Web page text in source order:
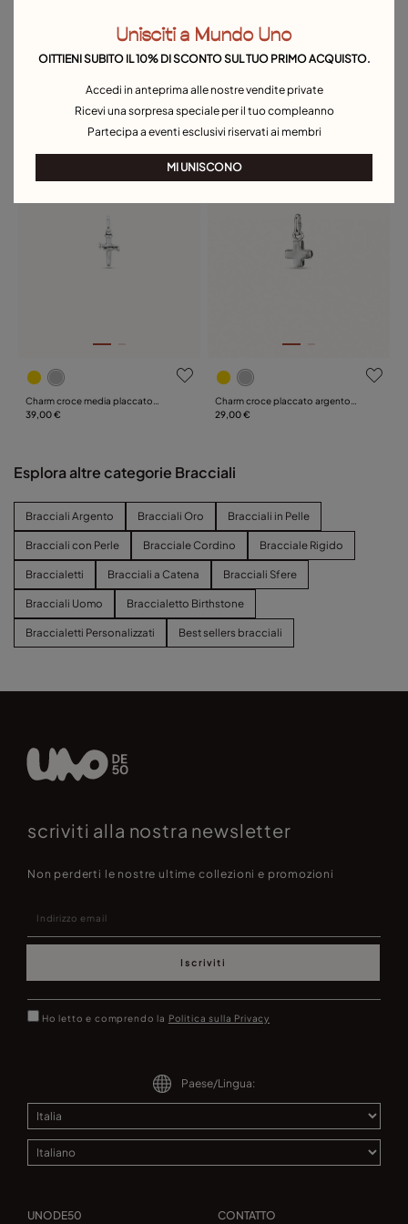
Charm circolare placcato argento
Charm placcato argento Sterling a
Murano turchese al centro
Telo in omaggio
Charm croce media placcato
argento Sterling
39,00 €
Charm croce placcato argento
Sterling
29,00 €
Esplora altre categorie Bracciali
Bracciali Argento Bracciali Oro Bracciali in Pelle
Bracciali con Perle Bracciale Cordino Bracciale Rigido
Braccialetti Bracciali a Catena Bracciali Sfere
Bracciali Uomo Braccialetto Birthstone
Braccialetti Personalizzati Best sellers bracciali
scriviti alla nostra newsletter
Non perderti le nostre ultime collezioni e promozioni
Iscriviti
Ho letto e comprendo la Politica sulla Privacy
Paese/Lingua:
UNODE50 CONTATTO
Unisciti a Mundo Uno
OITTIENI SUBITO IL 10% DI SCONTO SUL TUO PRIMO ACQUISTO.
Accedi in anteprima alle nostre vendite private
Ricevi una sorpresa speciale per il tuo compleanno
Partecipa a eventi esclusivi riservati ai membri
MI UNISCONO